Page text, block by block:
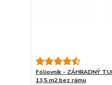
Fóliovník - ZÁHRADNÝ
13,5 m2 bez rámu